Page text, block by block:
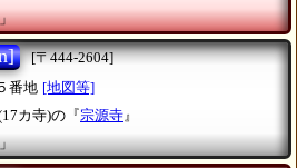
[〒444-2604]
番地 [地図等]
カ寺)の『宗源寺』